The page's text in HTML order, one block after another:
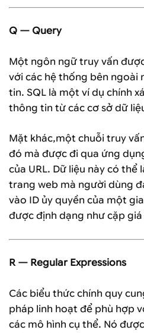
Q — Query
Một ngôn ngữ truy vấn
với các hệ thống bên ngoài
tin. SQL là một ví dụ chính
thông tin từ các cơ sở dữ
Mặt khác,một chuỗi truy
đó mà được đi qua ứng
của URL. Dữ liệu này có thể
trang web mà người dùng
vào ID ủy quyền của một
được định dạng như cặp
R — Regular Expressions
Các biểu thức chính quy
pháp linh hoạt để phù hợp
các mô hình cụ thể. Nó